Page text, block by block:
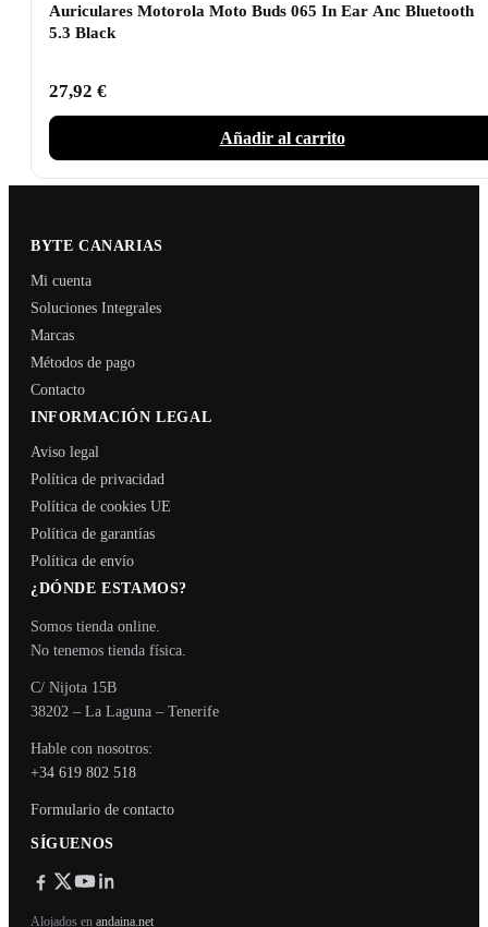
Auriculares Motorola Moto Buds 065 In Ear Anc Bluetooth
5.3 Black
27,92 €
Añadir al carrito
BYTE CANARIAS
Mi cuenta
Soluciones Integrales
Marcas
Métodos de pago
Contacto
INFORMACIÓN LEGAL
Aviso legal
Política de privacidad
Política de cookies UE
Política de garantías
Política de envío
¿DÓNDE ESTAMOS?
Somos tienda online.
No tenemos tienda física.
C/ Nijota 15B
38202 – La Laguna – Tenerife
Hable con nosotros:
+34 619 802 518
Formulario de contacto
SÍGUENOS
Alojados en andaina.net